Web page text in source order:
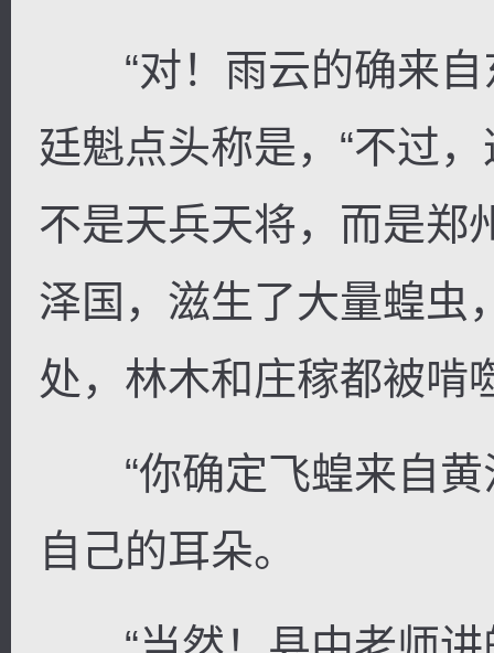
“对！雨云的确来自
廷魁点头称是，“不过
不是天兵天将，而是郑
泽国，滋生了大量蝗虫
处，林木和庄稼都被啃
“你确定飞蝗来自黄
自己的耳朵。